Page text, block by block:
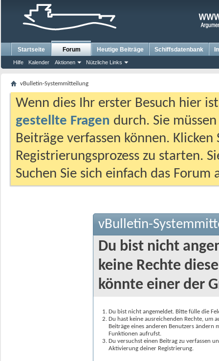
Startseite Forum
Hilfe Kalender Aktionen Nützliche Links
Heutige Beiträge Schiffsdatenbank
vBulletin-Systemmitteilung
Wenn dies Ihr erster Besuch hier
gestellte Fragen durch. Sie
Beiträge verfassen können.
Registrierungsprozess zu starten.
Suchen Sie sich einfach das
vBulletin-
Du bist nicht
keine Rechte
könnte einer der
Du bist nicht angemeldet. Bitte fülle die
Du hast keine ausreichenden Rechte, um
Beiträge eines anderen Benutzers
Funktionen aufrufst.
Du versuchst einen Beitrag zu verfassen
Aktivierung deiner Registrierung.